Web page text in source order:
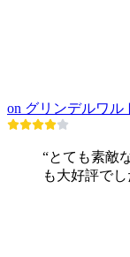
on グリンデルワ
“とても素敵
も大好評でし